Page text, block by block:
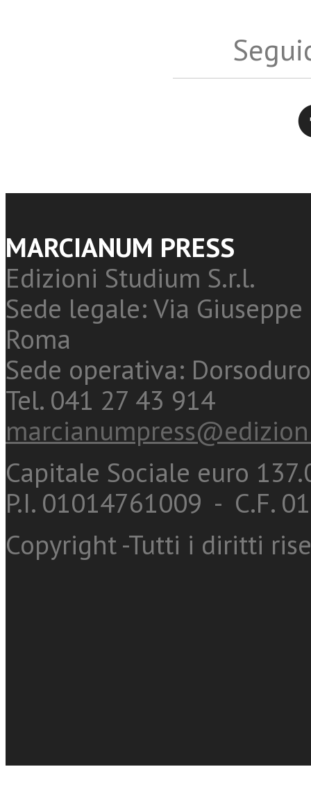
MARCIANUM PRESS
Edizioni Studium S.r.l.
Sede legale: Via
Roma
Sede operativa:
Tel. 041 27 43 914
Capitale Sociale euro
P.I. 01014761009 - C.F.
Copyright -Tutti i diritti